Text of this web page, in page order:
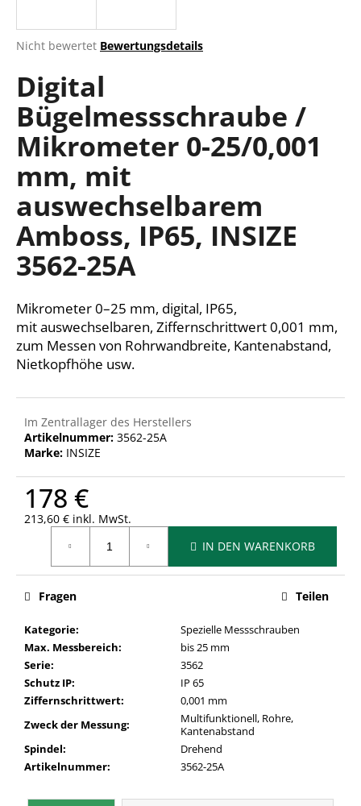
Die
Produktbewertung
ist
0,0
von
5
Sternen.
Nicht bewertet Bewertungsdetails
Digital
Bügelmessschraube /
Mikrometer 0-25/0,001
mm, mit
auswechselbarem
Amboss, IP65, INSIZE
3562-25A
Mikrometer 0–25 mm, digital, IP65,
mitauswechselbaren, Ziffernschrittwert 0,001 mm,
zum Messen von Rohrwandbreite, Kantenabstand,
Nietkopfhöhe usw.
Im Zentrallager des Herstellers
Artikelnummer: 3562-25A
Marke: INSIZE
178 €
213,60 € inkl. MwSt.
IN DEN WARENKORB
Kategorie:
Spezielle Messschrauben
Max. Messbereich:
bis 25 mm
Serie:
3562
Schutz IP:
IP 65
Ziffernschrittwert:
0,001 mm
Zweck der Messung:
Multifunktionell, Rohre,
Kantenabstand
Spindel:
Drehend
Artikelnummer: 3562-25A
Fragen Teilen
W
r
e
m
p
f
e
h
e
n